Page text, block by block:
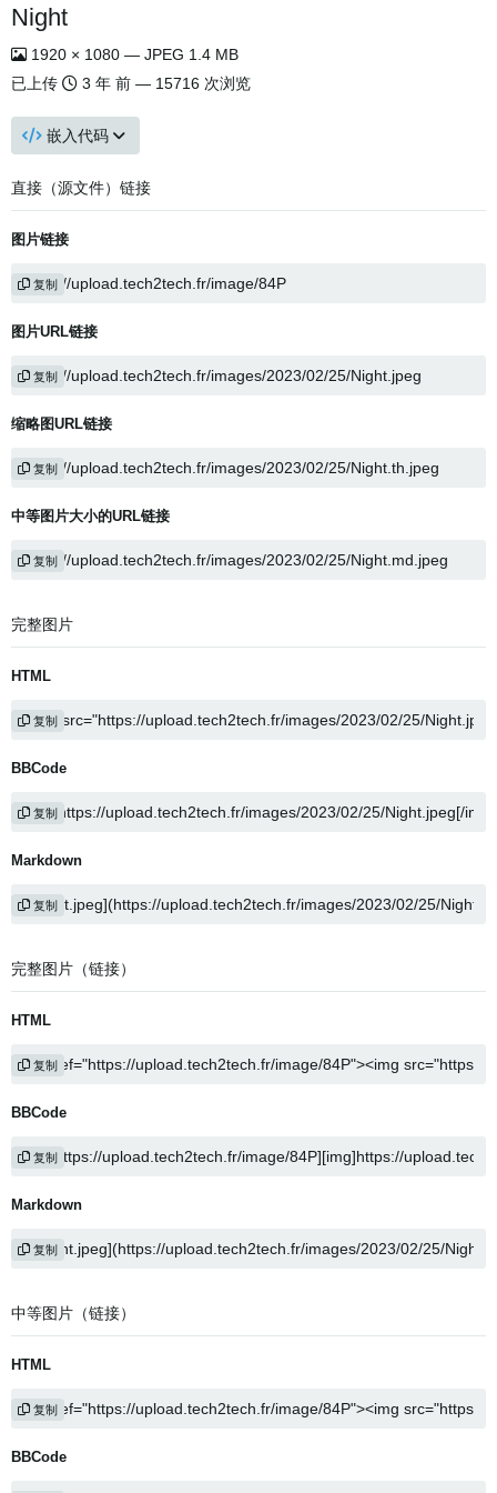
Night
1920 × 1080 — JPEG 1.4 MB
已上传
3 年 前 — 15716 次浏览
嵌入代码
直接（源文件）链接
图片链接
复制
图片URL链接
复制
缩略图URL链接
复制
中等图片大小的URL链接
复制
完整图片
HTML
复制
BBCode
复制
Markdown
复制
完整图片（链接）
HTML
复制
BBCode
复制
Markdown
复制
中等图片（链接）
HTML
复制
BBCode